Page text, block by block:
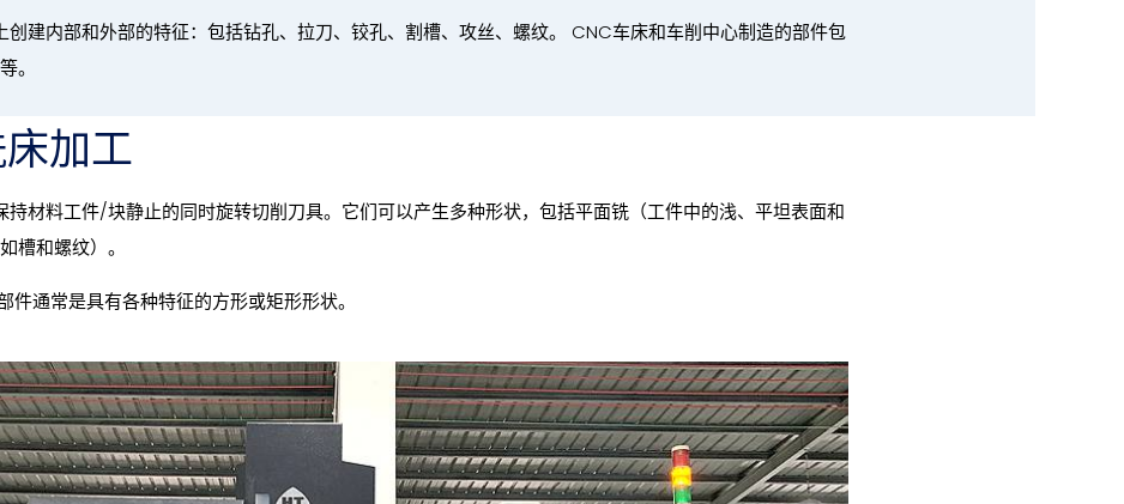
创建内部和外部的特征：包括钻孔、拉刀、铰孔、割槽、攻丝、螺纹。 CNC车床和车削中心制造的部件包
。
加工
持材料工件/块静止的同时旋转切削刀具。它们可以产生多种形状，包括平面铣（工件中的浅、平坦表面和
槽和螺纹）。
通常是具有各种特征的方形或矩形形状。